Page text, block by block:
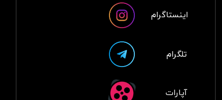
آپارات
تلگرام
اینستاگرام